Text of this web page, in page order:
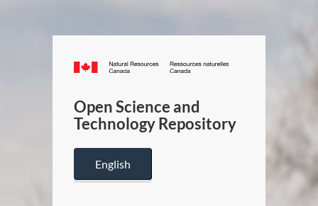
Canada.ca
/
Canada
Open Science and
Technology Repository
English